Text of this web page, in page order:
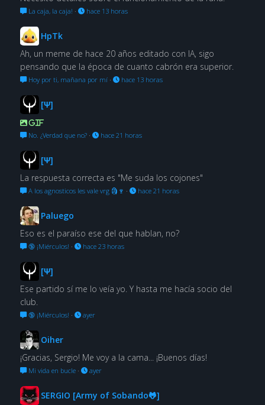
La caja, la caja! · hace 13 horas
HpTk
Ah, un meme de hace 20 años editado con IA, sigo
pensando que la época de cuanto cabrón era superior.
Hoy por ti, mañana por mí· hace 13 horas
[Ψ]
GIF
No. ¿Verdad que no?· hace 21 horas
[Ψ]
La respuesta correcta es "Me suda los cojones"
A los agnosticos les vale vrg 🗿🍷 · hace 21 horas
Paluego
Eso es el paraíso ese del que hablan, no?
🔞 ¡Miérculos! · hace 23 horas
[Ψ]
Ese partido sí me lo veía yo. Y hasta me hacía socio del
club.
🔞 ¡Miérculos! · ayer
Oiher
¡Gracias, Sergio! Me voy a la cama... ¡Buenos días!
Mi vida en bucle· ayer
SERGIO [Army of Sobando🐸]